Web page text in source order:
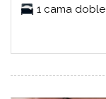
1 cama